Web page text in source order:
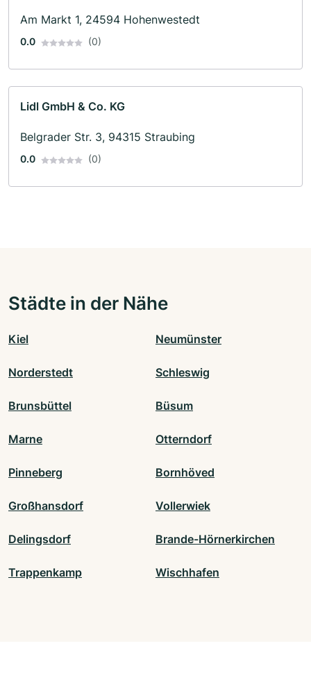
Am Markt 1, 24594 Hohenwestedt
0.0 (0)
Lidl GmbH & Co. KG
Belgrader Str. 3, 94315 Straubing
0.0 (0)
Städte in der Nähe
Kiel Neumünster
Norderstedt Schleswig
Brunsbüttel Büsum
Marne Otterndorf
Pinneberg Bornhöved
Großhansdorf Vollerwiek
Delingsdorf Brande-Hörnerkirchen
Trappenkamp Wischhafen